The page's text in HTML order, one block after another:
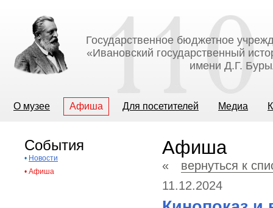
Государственное бюджетное
«Ивановский государственный
имени Д.Г.
О музее Афиша Для посетителей Медиа
События
• Новости
• Афиша
Афиша
« вернуться к
11.12.2024